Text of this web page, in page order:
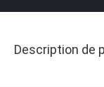
Description de